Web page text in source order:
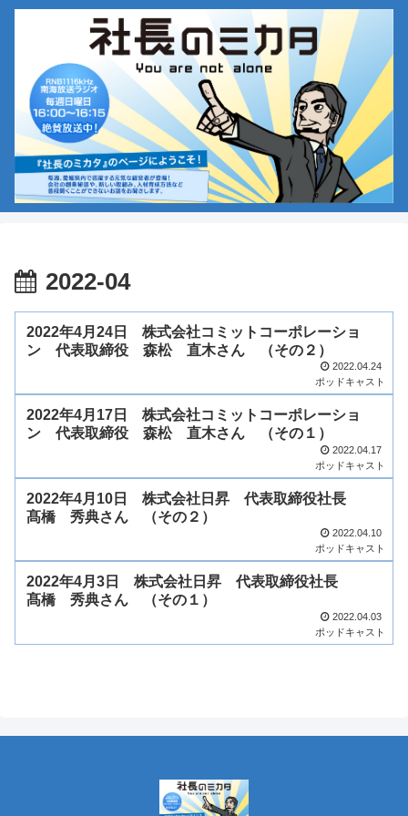
2022-04
2022年4月24日 株式会社コミットコーポレーショ
ン 代表取締役 森松 直木さん （その２）
2022.04.24
ポッドキャスト
2022年4月17日 株式会社コミットコーポレーショ
ン 代表取締役 森松 直木さん （その１）
2022.04.17
ポッドキャスト
2022年4月10日 株式会社日昇 代表取締役社長
髙橋 秀典さん （その２）
2022.04.10
ポッドキャスト
2022年4月3日 株式会社日昇 代表取締役社長
髙橋 秀典さん （その１）
2022.04.03
ポッドキャスト